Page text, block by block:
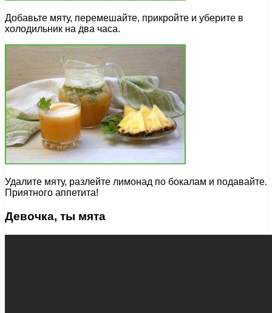
Добавьте мяту, перемешайте, прикройте и уберите в
холодильник на два часа.
Удалите мяту, разлейте лимонад по бокалам и подавайте.
Приятного аппетита!
Девочка, ты мята